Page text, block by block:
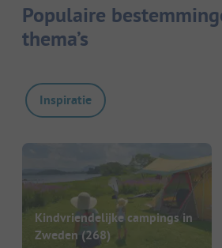
Populaire
thema’s
Inspiratie
Kindvriendelijke campings in
Zweden (268)